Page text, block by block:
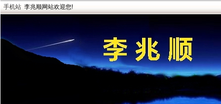
手机站 李兆顺网站欢迎您!